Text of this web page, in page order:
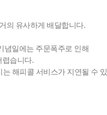
의 유사하게 배달합니다.
념일에는 주문폭주로 인해
렵습니다.
해피콜 서비스가 지연될 수 있